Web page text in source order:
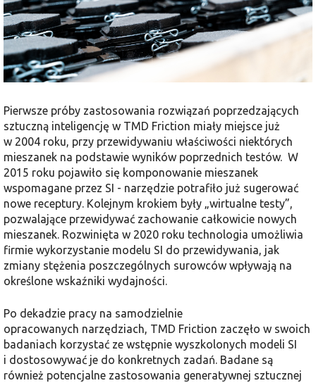
Pierwsze próby zastosowania rozwiązań poprzedzających
sztuczną inteligencję w TMD Friction miały miejsce już
w 2004 roku, przy przewidywaniu właściwości niektórych
mieszanek na podstawie wyników poprzednich testów. W
2015 roku pojawiło się komponowanie mieszanek
wspomagane przez SI - narzędzie potrafiło już sugerować
nowe receptury. Kolejnym krokiem były „wirtualne testy”,
pozwalające przewidywać zachowanie całkowicie nowych
mieszanek. Rozwinięta w 2020 roku technologia umożliwia
firmie wykorzystanie modelu SI do przewidywania, jak
zmiany stężenia poszczególnych surowców wpływają na
określone wskaźniki wydajności.
Po dekadzie pracy na samodzielnie
opracowanych narzędziach, TMD Friction zaczęło w swoich
badaniach korzystać ze wstępnie wyszkolonych modeli SI
i dostosowywać je do konkretnych zadań. Badane są
również potencjalne zastosowania generatywnej sztucznej